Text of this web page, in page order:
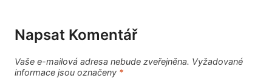
Napsat Komentář
Vaše e-mailová adresa nebude zveřejněna. Vyžadované
informace jsou označeny *